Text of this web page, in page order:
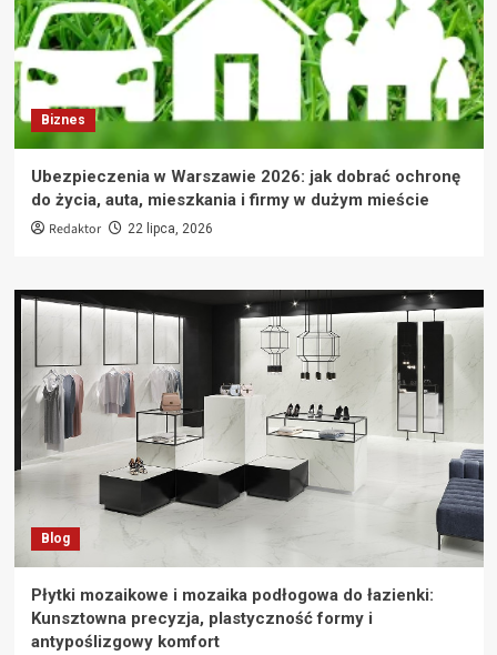
Biznes
Ubezpieczenia w Warszawie 2026: jak dobrać ochronę
do życia, auta, mieszkania i firmy w dużym mieście
Redaktor 22 lipca, 2026
Blog
Płytki mozaikowe i mozaika podłogowa do łazienki:
Kunsztowna precyzja, plastyczność formy i
antypoślizgowy komfort